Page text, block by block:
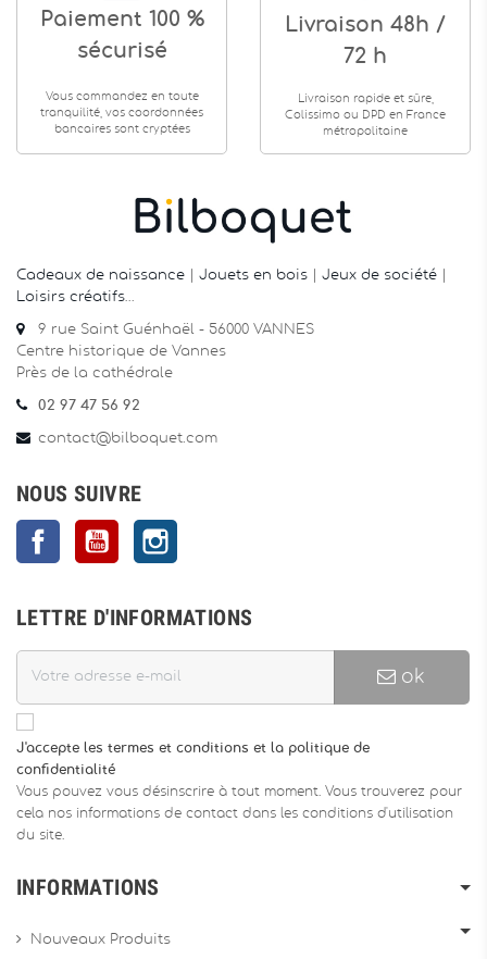
Paiement 100 %
sécurisé
Vous commandez en toute
tranquilité, vos coordonnées
bancaires sont cryptées
Livraison 48h /
72 h
Livraison rapide et sûre,
Colissimo ou DPD en France
métropolitaine
Cadeaux de naissance Jouets en bois Jeux de société
Loisirs créatifs
9 rue Saint Guénhaël - 56000 VANNES
Centre historique de Vannes
Près de la cathédrale
02 97 47 56 92
contact@bilboquet.com
NOUS SUIVRE
FacebookYouTube
LETTRE D'INFORMATIONS
ok
J'accepte les termes et conditions et la politique de
confidentialité
Vous pouvez vous désinscrire à tout moment. Vous trouverez pour
cela nos informations de contact dans les conditions d'utilisation
du site.
INFORMATIONS
Nouveaux Produits